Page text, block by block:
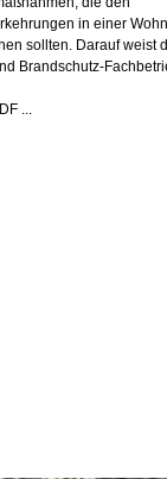
in einer
sollten. Darauf weist
Brandschutz-
...